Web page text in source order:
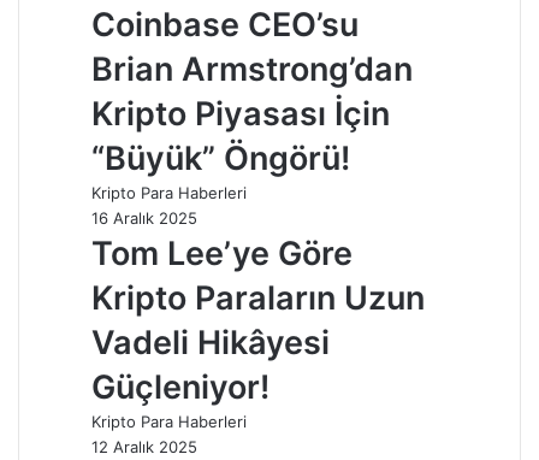
Coinbase CEO’su
Brian Armstrong’dan
Kripto Piyasası İçin
“Büyük” Öngörü!
Kripto Para Haberleri
16 Aralık 2025
Tom Lee’ye Göre
Kripto Paraların Uzun
Vadeli Hikâyesi
Güçleniyor!
Kripto Para Haberleri
12 Aralık 2025